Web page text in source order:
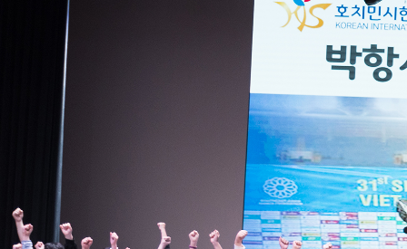
학생회장인사말
학교상징
학교 CI
교직원현황
학생현황
위치/전화
전경사진